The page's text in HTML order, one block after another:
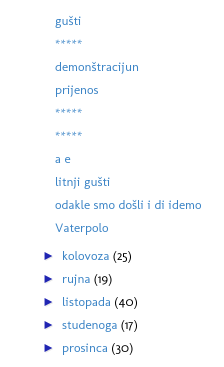
gušti
*****
demonštracijun
prijenos
*****
*****
a e
litnji gušti
odakle smo došli i di idemo
Vaterpolo
► kolovoza (25)
► rujna (19)
► listopada (40)
► studenoga (17)
► prosinca (30)